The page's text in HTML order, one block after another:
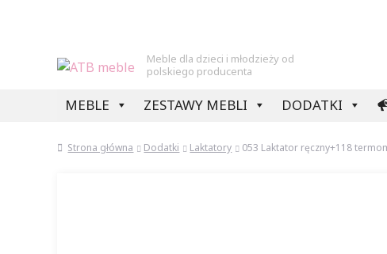
do
do
Meble dla dzieci i młodzieży od
polskiego producenta
MEBLE ZESTAWY MEBLI DODATKI
Strona główna Dodatki Laktatory 053 Laktator ręczny+118